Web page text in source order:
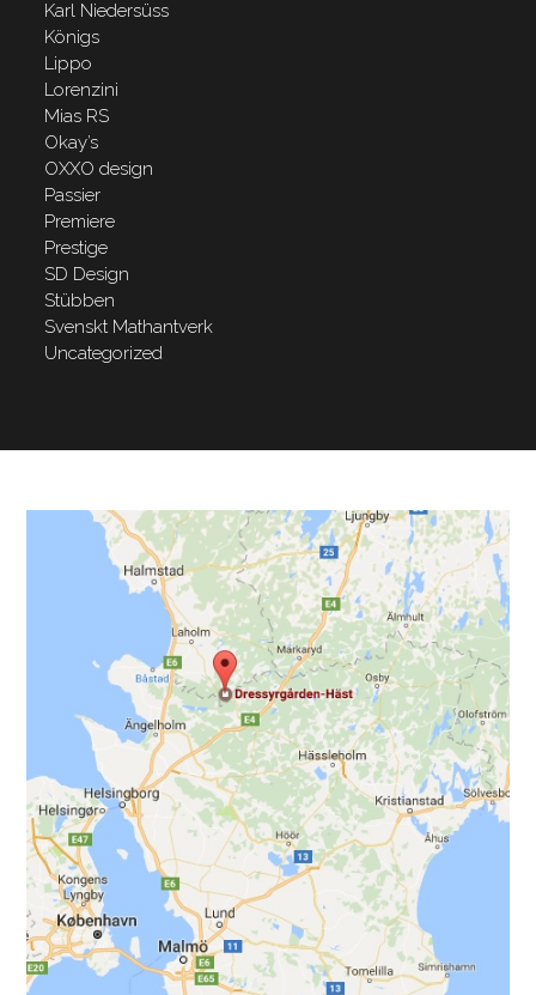
Karl Niedersüss
Königs
Lippo
Lorenzini
Mias RS
Okay’s
OXXO design
Passier
Premiere
Prestige
SD Design
Stübben
Svenskt Mathantverk
Uncategorized